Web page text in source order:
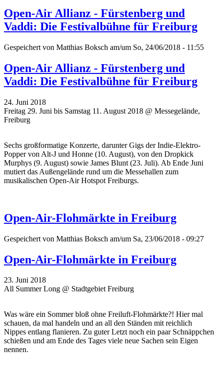
Open-Air Allianz - Fürstenberg und
Vaddi: Die Festivalbühne für Freiburg
Gespeichert von Matthias Boksch am/um So, 24/06/2018 - 11:55
Open-Air Allianz - Fürstenberg und
Vaddi: Die Festivalbühne für Freiburg
24. Juni 2018
Freitag 29. Juni bis Samstag 11. August 2018 @ Messegelände,
Freiburg
Sechs großformatige Konzerte, darunter Gigs der Indie-Elektro-
Popper von Alt-J und Honne (10. August), von den Dropkick
Murphys (9. August) sowie James Blunt (23. Juli). Ab Ende Juni
mutiert das Außengelände rund um die Messehallen zum
musikalischen Open-Air Hotspot Freiburgs.
Open-Air-Flohmärkte in Freiburg
Gespeichert von Matthias Boksch am/um Sa, 23/06/2018 - 09:27
Open-Air-Flohmärkte in Freiburg
23. Juni 2018
All Summer Long @ Stadtgebiet Freiburg
Was wäre ein Sommer bloß ohne Freiluft-Flohmärkte?! Hier mal
schauen, da mal handeln und an all den Ständen mit reichlich
Nippes entlang flanieren. Zu guter Letzt noch ein paar Schnäppchen
schießen und am Ende des Tages viele neue Sachen sein Eigen
nennen.